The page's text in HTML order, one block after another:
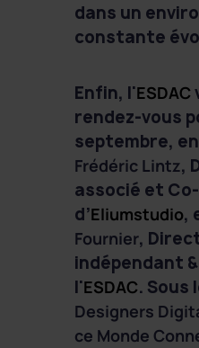
dans un
constante
Enfin, l'ESDAC
rendez-vous
septembre,
Frédéric Lintz,
associé et
d’Eliumstudio,
Fournier,
indépendant
l'ESDAC. Sous
Designers
ce Monde